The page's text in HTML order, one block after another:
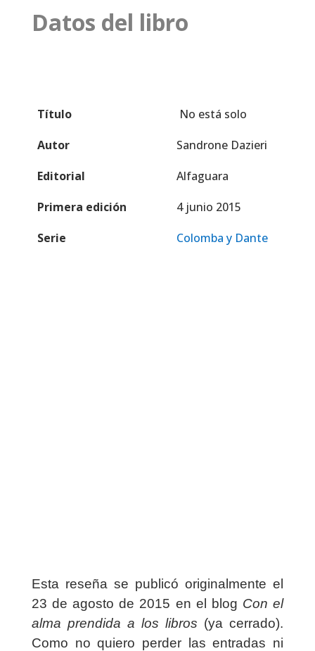
Datos del libro
Título
No está solo
Autor
Sandrone Dazieri
Editorial
Alfaguara
Primera edición
4 junio 2015
Serie
Colomba y Dante
Esta reseña se publicó originalmente el
23 de agosto de 2015 en el blog Con el
alma prendida a los libros (ya cerrado).
Como no quiero perder las entradas ni